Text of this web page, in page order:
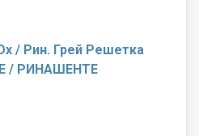
/ Рин. Грей Решетка
/ РИНАШЕНТЕ